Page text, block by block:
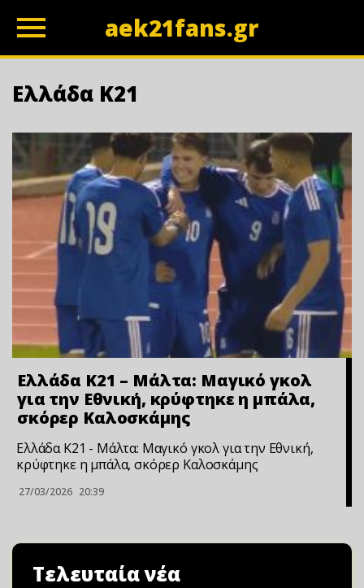
aek21fans.gr
Ελλάδα Κ21
Ελλάδα Κ21 – Μάλτα: Μαγικό γκολ
για την Εθνική, κρύφτηκε η μπάλα,
σκόρερ Καλοσκάμης
Ελλάδα Κ21 - Μάλτα: Μαγικό γκολ για την Εθνική,
κρύφτηκε η μπάλα, σκόρερ Καλοσκάμης
27/03/2026 20:39
Τελευταία νέα